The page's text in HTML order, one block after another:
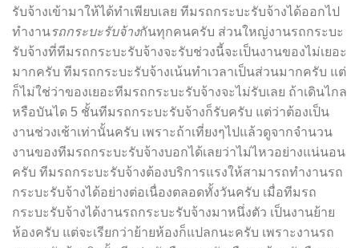
รับจ้างเข้ามาให้ได้ทำเพียบเลย ทีมรถกระบะรับจ้างได้ออกไป
ทำงานรถกระบะรับจ้างกันทุกคนครับ ส่วนใหญ่งานรถกระบะ
รับจ้างที่ทีมรถกระบะรับจ้างจะรับช่วงนี้จะเป็นงานของไม่เยอะ
มากครับ ทีมรถกระบะรับจ้างเน้นทำเวลาเป็นส่วนมากครับ แต่
ก็ไม่ใช่ว่าของเยอะทีมรถกระบะรับจ้างจะไม่รับเลย ถ้าเดินไกล
หรือบันได 5 ชั้นทีมรถกระบะรับจ้างก็รับครับ แต่ว่าต้องเป็น
งานช่วงเช้าเท่านั้นครับ เพราะถ้าเที่ยงๆไปแล้วดูจากจำนวน
งานของทีมรถกระบะรับจ้างบอกได้เลยว่าไม่ไหวอย่างแน่นอน
ครับ ทีมรถกระบะรับจ้างต้องบริการแรงให้สามารถทำงานรถ
กระบะรับจ้างได้อย่างต่อเนื่องตลอดทั้งวันครับ เมื่อทีมรถ
กระบะรับจ้างได้งานรถกระบะรับจ้างมาหนึ่งตัว เป็นงานย้าย
ห้องครับ แต่จะเรียกว่าย้ายห้องก็แปลกนะครับ เพราะงานรถ